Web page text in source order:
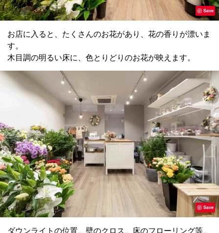
Save
お店に入ると、たくさんのお花があり、花の香りが漂いま
す。
木目調の明るい床に、色とりどりのお花が映えます。
Save
ダウンライトの位置、壁のクロス、床のフローリング等、